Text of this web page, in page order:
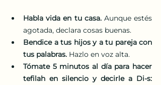
Habla vida en tu casa. Aunque estés
agotada, declara cosas buenas.
Bendice a tus hijos y a tu pareja con
tus palabras. Hazlo en voz alta.
Tómate 5 minutos al día para hacer
tefilah en silencio y decirle a Di-s: